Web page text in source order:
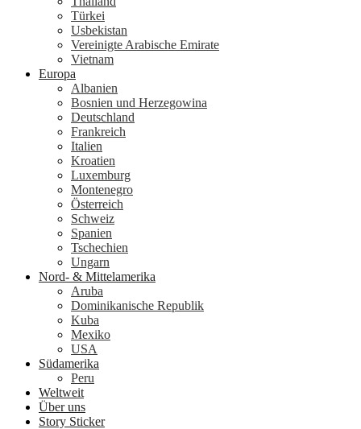
Türkei
Usbekistan
Vereinigte Arabische Emirate
Vietnam
Europa
Albanien
Bosnien und Herzegowina
Deutschland
Frankreich
Italien
Kroatien
Luxemburg
Montenegro
Österreich
Schweiz
Spanien
Tschechien
Ungarn
Nord- & Mittelamerika
Aruba
Dominikanische Republik
Kuba
Mexiko
USA
Südamerika
Peru
Weltweit
Über uns
Story Sticker